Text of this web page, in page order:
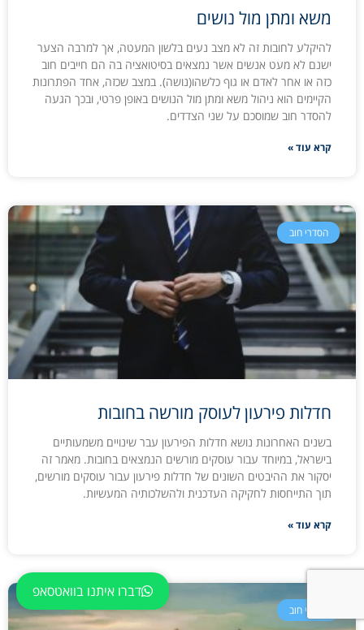
משא ומתן מול נושים
להיקלע לחובות זה לא מצב נעים בלשון המעטה, אך למרבה הצער
ישנם לא מעט אנשים אשר נמצאים בסיטואציה בה הם חייבים חוב
כזה או אחר לאדם או גוף כלשהו(נושה). במצב שכזה, אחד הפתרונות
הקיימים הוא ניהול משא ומתן מול הנושים באופן פרטי, ובכך הגעה
להסדר חוב שמוסכם על שני הצדדים.
קרא עוד »
הסדרי חוב
חדלות פירעון לעוסק מורשה בחובות
בשנים האחרונות נושא חדלות הפירעון עבר שינויים משמעותיים
בישראל, במיוחד עבור עוסקים מורשים הנמצאים בחובות. מאמר זה
יסקור את ההיבטים השונים של חדלות פירעון עבור עוסקים מורשים,
תוך התייחסות לחקיקה העדכנית ולהשלכותיה המעשיות.
קרא עוד »
הסדרי חוב
דברו איתנו בוואטסאפ